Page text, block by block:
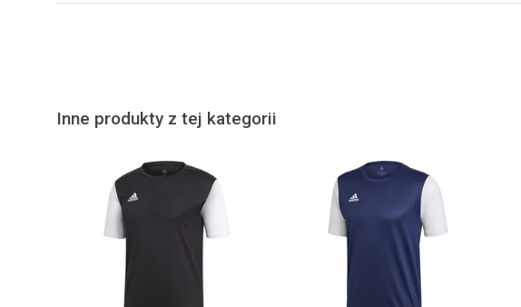
Inne produkty z tej kategorii